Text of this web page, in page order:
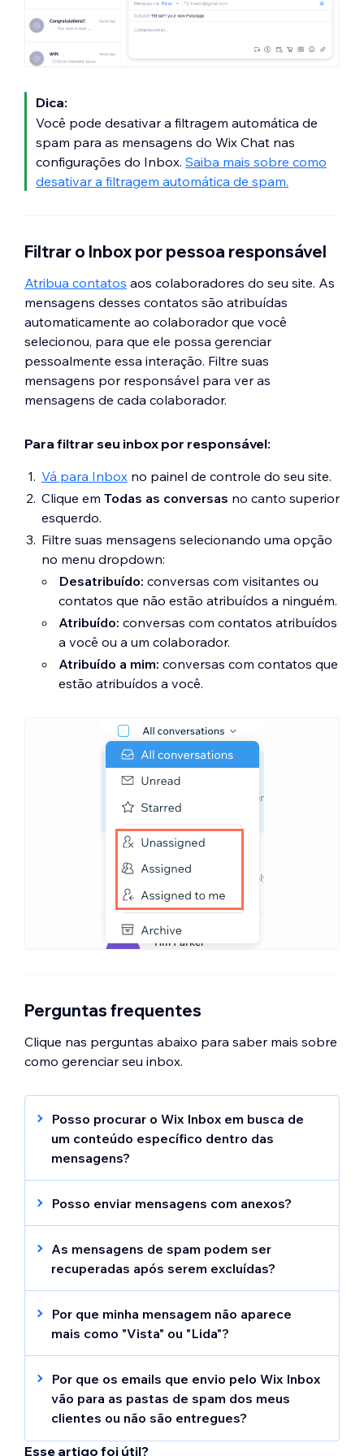
Dica:
Você pode desativar a filtragem automática de
spam para as mensagens do Wix Chat nas
configurações do Inbox. Saiba mais sobre como
desativar a filtragem automática de spam.
Filtrar o Inbox por pessoa responsável
Atribua contatos aos colaboradores do seu site. As
mensagens desses contatos são atribuídas
automaticamente ao colaborador que você
selecionou, para que ele possa gerenciar
pessoalmente essa interação. Filtre suas
mensagens por responsável para ver as
mensagens de cada colaborador.
Para filtrar seu inbox por responsável:
Vá para Inbox no painel de controle do seu site.
Clique em Todas as conversas no canto superior
esquerdo.
Filtre suas mensagens selecionando uma opção
no menu dropdown:
Desatribuído: conversas com visitantes ou
contatos que não estão atribuídos a ninguém.
Atribuído: conversas com contatos atribuídos
a você ou a um colaborador.
Atribuído a mim: conversas com contatos que
estão atribuídos a você.
Perguntas frequentes
Clique nas perguntas abaixo para saber mais sobre
como gerenciar seu inbox.
Posso procurar o Wix Inbox em busca de
um conteúdo específico dentro das
mensagens?
Sim, você pode clicar no íconePesquisar
acima da lista de mensagens para buscar no
Wix Inbox um conteúdo específico dentro
nome do contato.
Posso enviar mensagens com anexos?
Sim, o Wix Inbox permite que você envie
mensagens e anexe itens diretamente para
seus clientes.
anexar itens.
As mensagens de spam podem ser
recuperadas após serem excluídas?
Não, as mensagens de spam não podem ser
recuperadas depois que você as exclui.
Por que minha mensagem não aparece
mais como "Vista" ou "Lida"?
O recurso de ver mensagens como "Vista"
ou "Lida" foi removido do Wix Inbox.
Os provedores de email e filtros de spam
verificam os emails em segundo plano, que
anteriormente acionavam status "Leitura"
Por que os emails que envio pelo Wix Inbox
vão para as pastas de spam dos meus
clientes ou não são entregues?
Provedores de email como Gmail, Yahoo e
Esse artigo foi útil?